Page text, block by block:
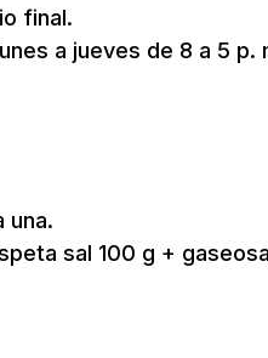
final.
a jueves de 8 a 5 p.
una.
sal 100 g +